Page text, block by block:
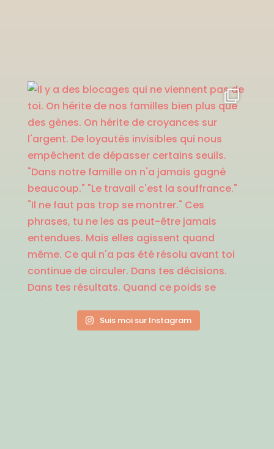
Suis moi sur Instagram